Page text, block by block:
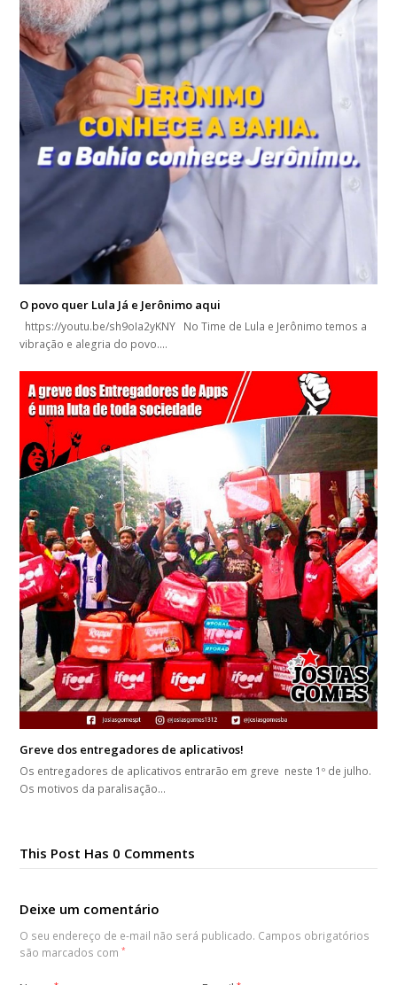
O povo quer Lula Já e Jerônimo aqui
https://youtu.be/sh9oIa2yKNY No Time de Lula e Jerônimo temos a
vibração e alegria do povo.…
Greve dos entregadores de aplicativos!
Os entregadores de aplicativos entrarão em greve neste 1º de julho.
Os motivos da paralisação…
This Post Has 0 Comments
Deixe um comentário
O seu endereço de e-mail não será publicado. Campos obrigatórios
são marcados com*